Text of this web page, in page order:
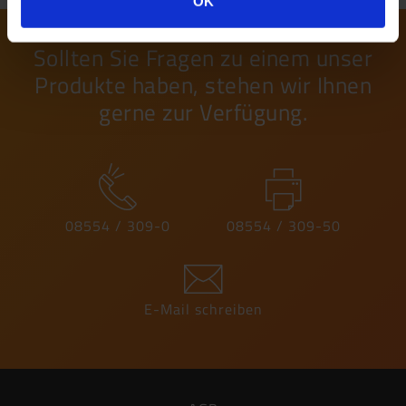
Sollten Sie Fragen zu einem unser
Produkte haben, stehen wir Ihnen
gerne zur Verfügung.
08554 / 309-0 08554 / 309-50
E-Mail schreiben